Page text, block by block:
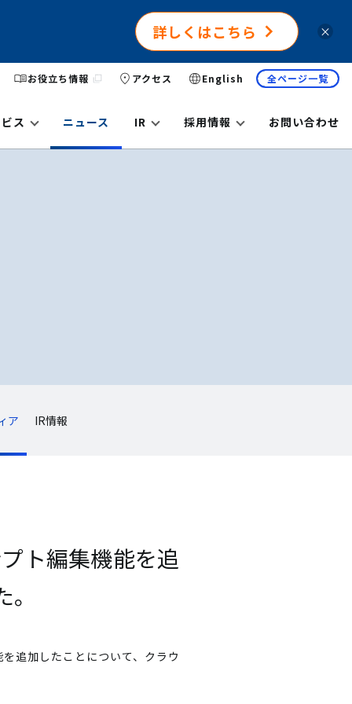
詳しくはこちら ×
お役立ち情報 アクセス English 全ページ一覧
ス ニュース IR 採用情報 お問い合わせ
ア IR情報
ト編集機能を追
追加したことについて、クラウ